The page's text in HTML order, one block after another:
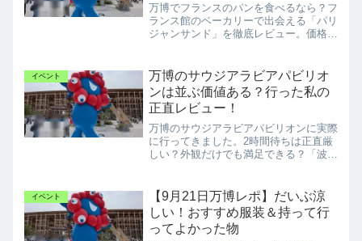
万博でフランスのパンを食べるなら？フ
ランス館のベーカリーで出会える「パリ
ジャンサンド」を徹底レビュー。価格や
イベント
万博のサウジアラビアパビリオ
ンは並ぶ価値ある？行った私の
正直レビュー！
万博のサウジアラビアパビリオンに実際
に行ってきました。2時間待ちは正直厳
しい？外観だけでも満足できる？「波波
します。
イベント
【9月21日万博レポ】だいぶ涼
しい！おすすめ服装＆持って行
ってよかった物